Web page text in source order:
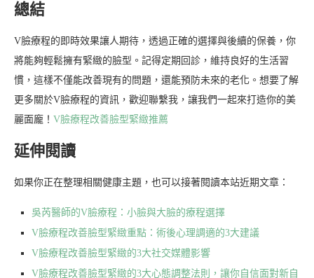
總結
V臉療程的即時效果讓人期待，透過正確的選擇與後續的保養，你
將能夠輕鬆擁有緊緻的臉型。記得定期回診，維持良好的生活習
慣，這樣不僅能改善現有的問題，還能預防未來的老化。想要了解
更多關於V臉療程的資訊，歡迎聯繫我，讓我們一起來打造你的美
麗面龐！ V臉療程改善臉型緊緻推薦
延伸閱讀
如果你正在整理相關健康主題，也可以接著閱讀本站近期文章：
吳芮醫師的V臉療程：小臉與大臉的療程選擇
V臉療程改善臉型緊緻重點：術後心理調適的3大建議
V臉療程改善臉型緊緻的3大社交媒體影響
V臉療程改善臉型緊緻的3大心態調整法則，讓你自信面對新自